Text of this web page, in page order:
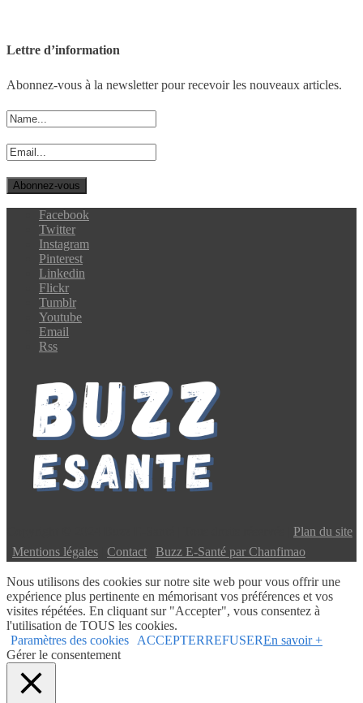
Lettre d’information
Abonnez-vous à la newsletter pour recevoir les nouveaux articles.
Facebook
Twitter
Instagram
Pinterest
Linkedin
Flickr
Tumblr
Youtube
Email
Rss
Plan du site
Mentions légales Contact Buzz E-Santé par Chanfimao
Nous utilisons des cookies sur notre site web pour vous offrir une
expérience plus pertinente en mémorisant vos préférences et vos
visites répétées. En cliquant sur "Accepter", vous consentez à
l'utilisation de TOUS les cookies.
Paramètres des cookies ACCEPTERREFUSEREn savoir +
Gérer le consentement